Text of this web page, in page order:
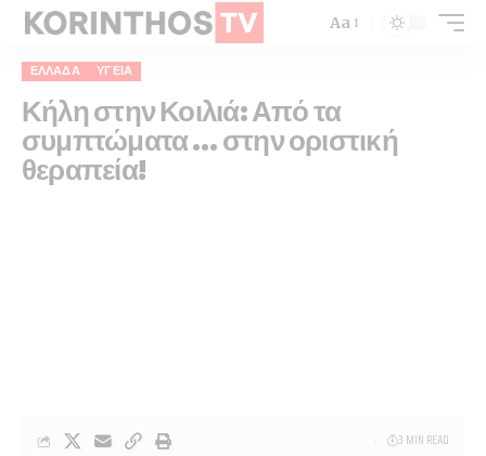
Aa
ΕΛΛΆΔΑ ΥΓΕΊΑ
Κήλη στην Κοιλιά: Από τα
συμπτώματα … στην οριστική
θεραπεία!
3 MIN READ